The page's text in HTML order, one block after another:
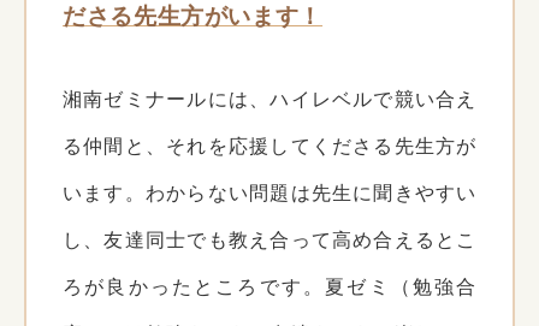
ださる先生方がいます！
湘南ゼミナールには、ハイレベルで競い合え
る仲間と、それを応援してくださる先生方が
います。わからない問題は先生に聞きやすい
し、友達同士でも教え合って高め合えるとこ
ろが良かったところです。夏ゼミ（勉強合